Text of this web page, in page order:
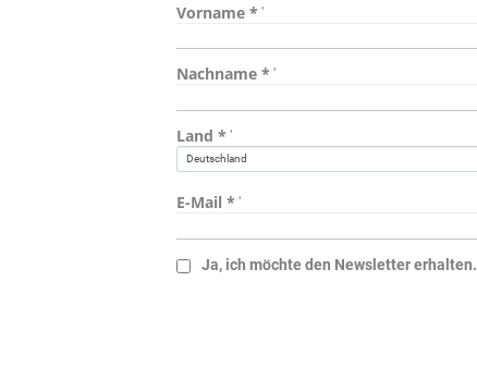
Vorname '
Nachname '
Land '
E-Mail '
Ja, ich möchte den Newsletter erhalten.